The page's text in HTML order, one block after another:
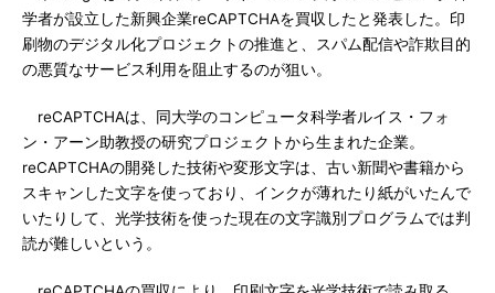
学者が設立した新興企業reCAPTCHAを買収したと発表した。印
刷物のデジタル化プロジェクトの推進と、スパム配信や詐欺目的
の悪質なサービス利用を阻止するのが狙い。
reCAPTCHAは、同大学のコンピュータ科学者ルイス・フォ
ン・アーン助教授の研究プロジェクトから生まれた企業。
reCAPTCHAの開発した技術や変形文字は、古い新聞や書籍から
スキャンした文字を使っており、インクが薄れたり紙がいたんで
いたりして、光学技術を使った現在の文字識別プログラムでは判
読が難しいという。